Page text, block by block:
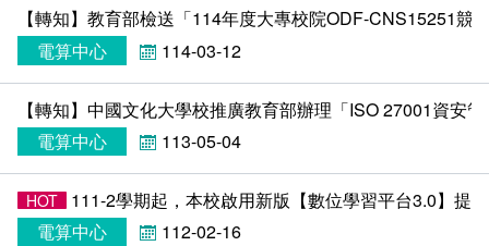
【轉知】教育部檢送「114年度大專校院ODF-CNS15251競
電算中心
114-03-12
【轉知】中國文化大學校推廣教育部辦理「ISO 27001資
電算中心
113-05-04
HOT
111-2學期起，本校啟用新版【數位學習平台3.0】提
電算中心
112-02-16